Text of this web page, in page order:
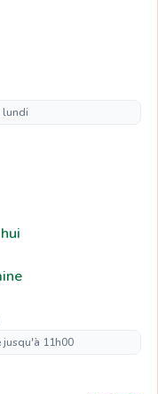
lundi
jusqu'à 11h00